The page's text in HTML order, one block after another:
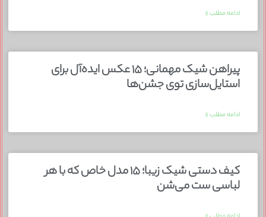
ادامه مطلب »
پیراهن شیک مهمانی؛ ۱۵ عکس ایده‌آل برای
استایل‌سازی توی جشن‌ها
ادامه مطلب »
کیف دستی شیک زیبا؛ ۱۵ مدل خاص که با هر
لباسی ست می‌شن